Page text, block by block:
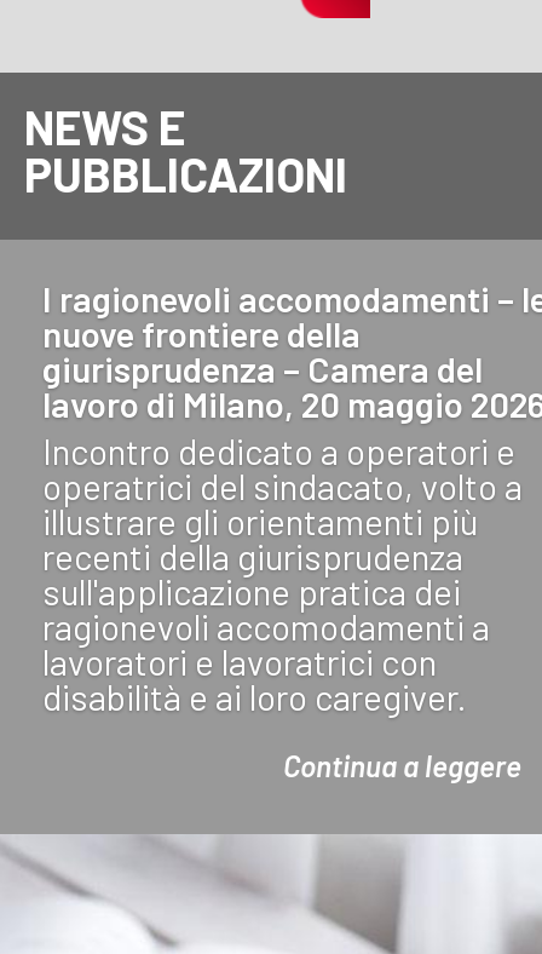
NEWS E
PUBBLICAZIONI
I ragionevoli accomodamenti –
nuove frontiere della
giurisprudenza – Camera del
lavoro di Milano, 20 maggio
Incontro dedicato a operatori e
operatrici del sindacato, volto a
illustrare gli orientamenti più
recenti della giurisprudenza
sull'applicazione pratica dei
ragionevoli accomodamenti a
lavoratori e lavoratrici con
disabilità e ai loro caregiver.
Continua a leggere